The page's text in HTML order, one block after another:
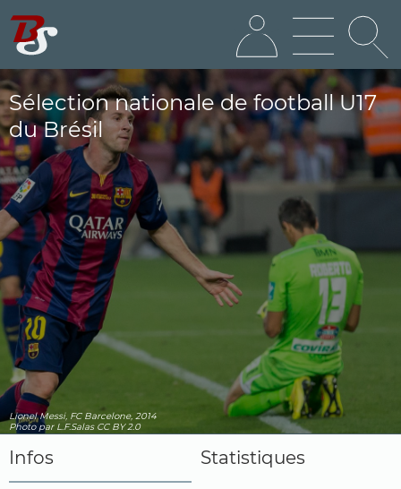
Sélection nationale de football U17
du Brésil
Lionel Messi, FC Barcelone, 2014
Photopar L.F.Salas CC BY 2.0
Infos Statistiques